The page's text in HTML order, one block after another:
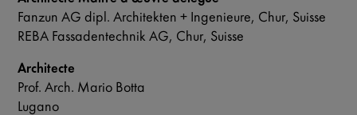
Fanzun AG dipl. Architekten + Ingenieure, Chur, Suisse
REBA Fassadentechnik AG, Chur, Suisse
Architecte
Prof. Arch. Mario Botta
Lugano